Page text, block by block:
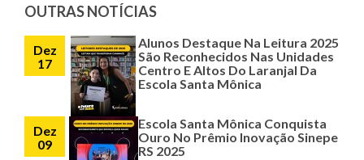
OUTRAS NOTÍCIAS
Dez
17
Alunos Destaque Na Leitura 2025
São Reconhecidos Nas Unidades
Centro E Altos Do Laranjal Da
Escola Santa Mônica
Dez
09
Escola Santa Mônica Conquista
Ouro No Prêmio Inovação Sinepe
RS 2025